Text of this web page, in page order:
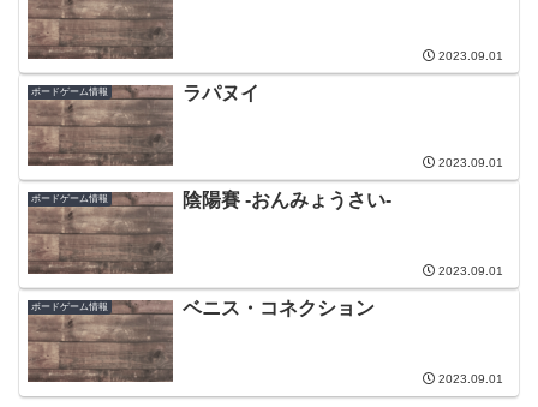
2023.09.01
ボードゲーム情報 ラパヌイ
2023.09.01
ボードゲーム情報 陰陽賽 -おんみょうさい-
2023.09.01
ボードゲーム情報 ベニス・コネクション
2023.09.01